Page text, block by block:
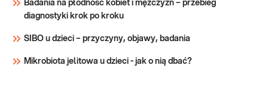
identyfikują nasilenie procesu chorobowego
Sprawdź
Badania na płodność kobiet i mężczyzn – przebieg
diagnostyki krok po kroku
SIBO u dzieci – przyczyny, objawy, badania
Mikrobiota jelitowa u dzieci - jak o nią dbać?